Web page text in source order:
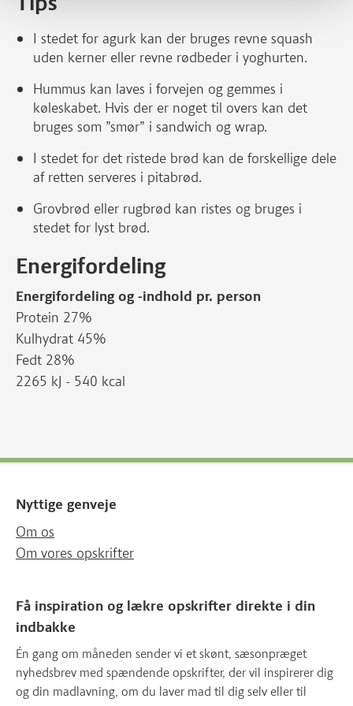
I stedet for agurk kan der bruges revne squash
uden kerner eller revne rødbeder i yoghurten.
Hummus kan laves i forvejen og gemmes i
køleskabet. Hvis der er noget til overs kan det
bruges som ”smør” i sandwich og wrap.
I stedet for det ristede brød kan de forskellige dele
af retten serveres i pitabrød.
Grovbrød eller rugbrød kan ristes og bruges i
stedet for lyst brød.
Energifordeling
Energifordeling og -indhold pr. person
Protein 27%
Kulhydrat 45%
Fedt 28%
2265 kJ - 540 kcal
Nyttige genveje
Om os
Om vores opskrifter
Få inspiration og lækre opskrifter direkte i din
indbakke
Én gang om måneden sender vi et skønt, sæsonpræget
nyhedsbrev med spændende opskrifter, der vil inspirerer dig
og din madlavning, om du laver mad til dig selv eller til